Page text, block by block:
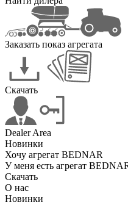
Заказать показ агрегата
Скачать
Dealer Area
Новинки
Хочу агрегат BEDNAR
У меня есть агрегат
Скачать
О нас
Новинки